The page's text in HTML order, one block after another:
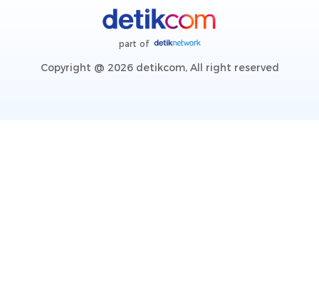
part of
Copyright @ 2026 detikcom, All right reserved